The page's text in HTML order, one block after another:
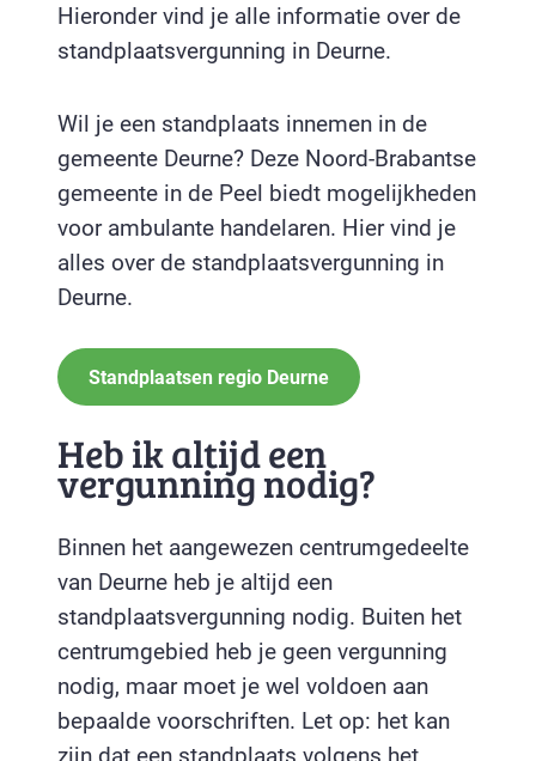
Hieronder vind je alle informatie over de
standplaatsvergunning in Deurne.
Wil je een standplaats innemen in de
gemeente Deurne? Deze Noord-Brabantse
gemeente in de Peel biedt mogelijkheden
voor ambulante handelaren. Hier vind je
alles over de standplaatsvergunning in
Deurne.
Standplaatsen regio Deurne
Heb ik altijd een
vergunning nodig?
Binnen het aangewezen centrumgedeelte
van Deurne heb je altijd een
standplaatsvergunning nodig. Buiten het
centrumgebied heb je geen vergunning
nodig, maar moet je wel voldoen aan
bepaalde voorschriften. Let op: het kan
zijn dat een standplaats volgens het